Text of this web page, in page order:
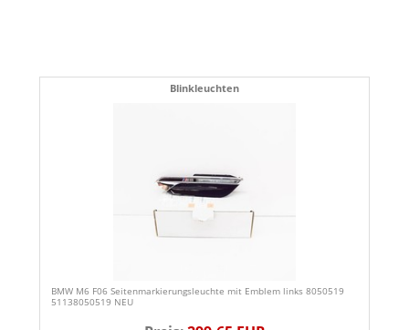
Blinkleuchten
BMW M6 F06 Seitenmarkierungsleuchte mit Emblem links 8050519
51138050519 NEU